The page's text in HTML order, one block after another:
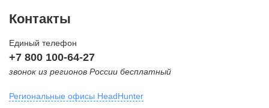
Контакты
Единый телефон
+7 800 100-64-27
звонок из регионов России бесплатный
Региональные офисы HeadHunter